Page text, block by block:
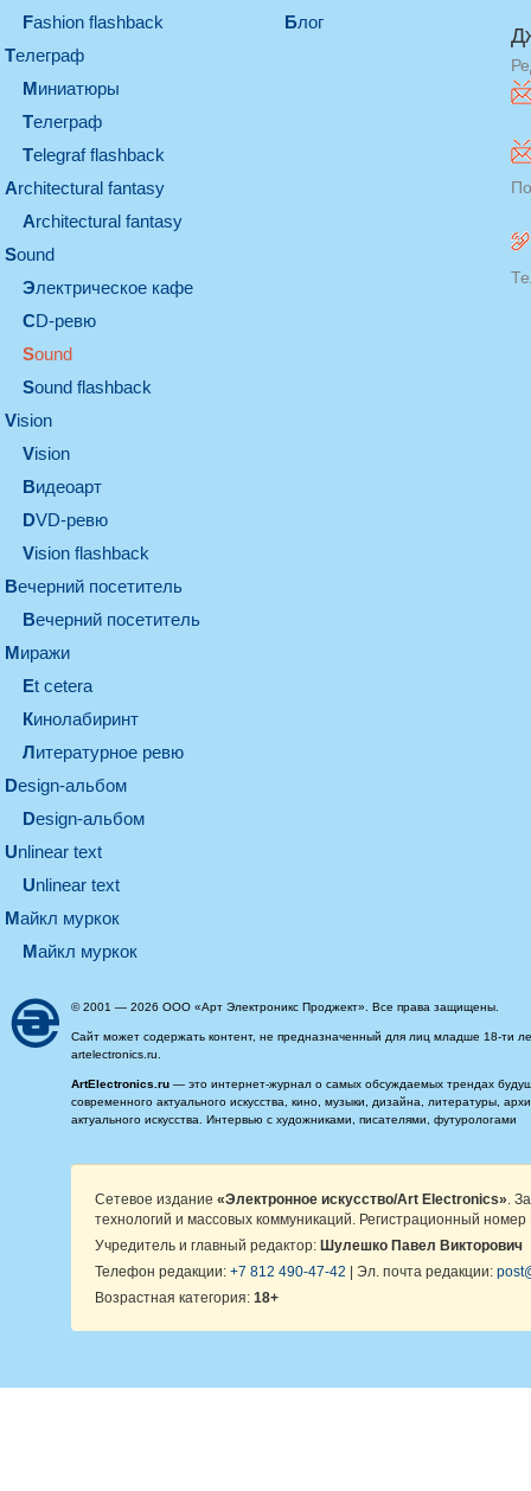
Fashion flashback
телеграф
миниатюры
телеграф
Telegraf flashback
architectural fantasy
architectural fantasy
sound
электрическое кафе
CD-ревю
sound
Sound flashback
vision
vision
видеоарт
DVD-ревю
Vision flashback
вечерний посетитель
вечерний посетитель
миражи
et cetera
кинолабиринт
литературное ревю
design-альбом
design-альбом
unlinear text
Unlinear text
майкл муркок
майкл муркок
Блог
© 2001 — 2026 ООО «Арт Электроникс Проджект». Все права защищены.
Сайт может содержать контент, не предназначенный для лиц младше 18-ти
artelectronics.ru.
ArtElectronics.ru — это интернет-журнал о самых обсуждаемых трендах
современного актуального искусства, кино, музыки, дизайна, литературы,
актуального искусства. Интервью с художниками, писателями, футурологами
Сетевое издание «Электронное искусство/Art Electronics» .
технологий и массовых коммуникаций. Регистрационный
Учредитель и главный редактор: Шулешко Павел Викторович
Телефон редакции: +7 812 490-47-42 | Эл. почта редакции:
Возрастная категория: 18+